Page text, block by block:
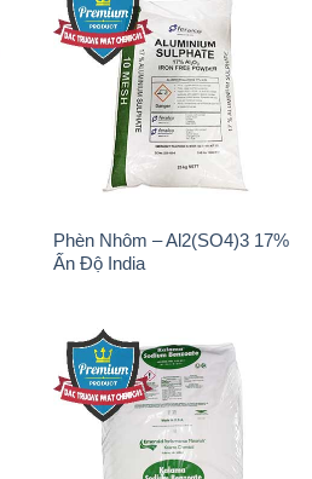
Phèn Nhôm – Al2(SO4)3 17%
Ấn Độ India